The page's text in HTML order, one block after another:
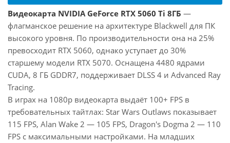
Видеокарта NVIDIA GeForce RTX 5060 Ti 8ГБ —
флагманское решение на архитектуре Blackwell для ПК
высокого уровня. По производительности она на 25%
превосходит RTX 5060, однако уступает до 30%
старшему модели RTX 5070. Оснащена 4480 ядрами
CUDA, 8 ГБ GDDR7, поддерживает DLSS 4 и Advanced Ray
Tracing.
В играх на 1080p видеокарта выдаёт 100+ FPS в
требовательных тайтлах: Star Wars Outlaws показывает
115 FPS, Alan Wake 2 — 105 FPS, Dragon's Dogma 2 — 110
FPS с максимальными настройками. На младших